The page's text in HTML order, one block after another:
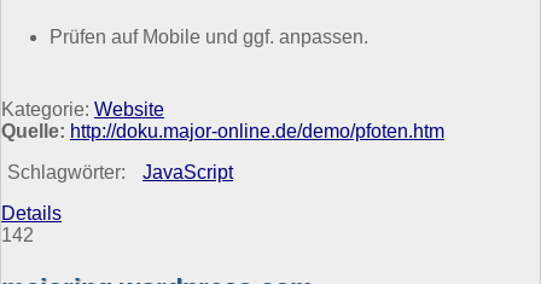
Prüfen auf Mobile und ggf. anpassen.
Kategorie: Website
Quelle: http://doku.major-online.de/demo/pfoten.htm
Schlagwörter:
JavaScript
Details
142